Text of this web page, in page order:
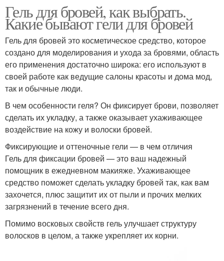
Гель для бровей, как выбрать.
Какие бывают гели для бровей
Гель для бровей это косметическое средство, которое
создано для моделирования и ухода за бровями, область
его применения достаточно широка: его используют в
своей работе как ведущие салоны красоты и дома мод,
так и обычные люди.
В чем особенности геля? Он фиксирует брови, позволяет
сделать их укладку, а также оказывает ухаживающее
воздействие на кожу и волоски бровей.
Фиксирующие и оттеночные гели — в чем отличия
Гель для фиксации бровей — это ваш надежный
помощник в ежедневном макияже. Ухаживающее
средство поможет сделать укладку бровей так, как вам
захочется, плюс защитит их от пыли и прочих мелких
загрязнений в течение всего дня.
Помимо восковых свойств гель улучшает структуру
волосков в целом, а также укрепляет их корни.